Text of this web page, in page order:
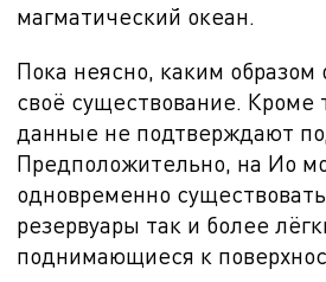
магматический океан.
Пока неясно, каким
своё существование. Кроме
данные не подтверждают
Предположительно, на Ио
одновременно
резервуары так и более
поднимающиеся к